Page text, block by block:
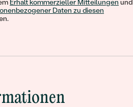
Erhalt kommerzieller Mitteilungen und
Daten zu diesen